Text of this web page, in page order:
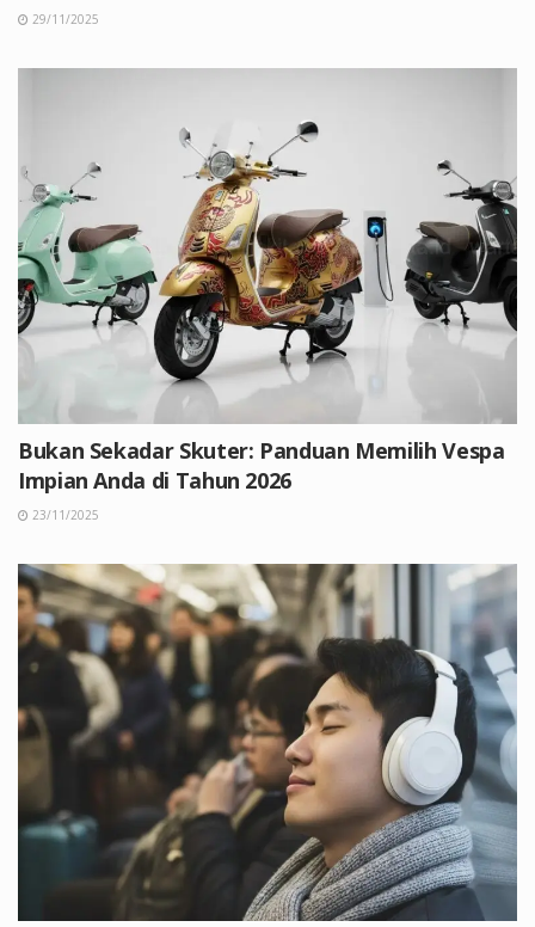
29/11/2025
Bukan Sekadar Skuter: Panduan Memilih Vespa
Impian Anda di Tahun 2026
23/11/2025